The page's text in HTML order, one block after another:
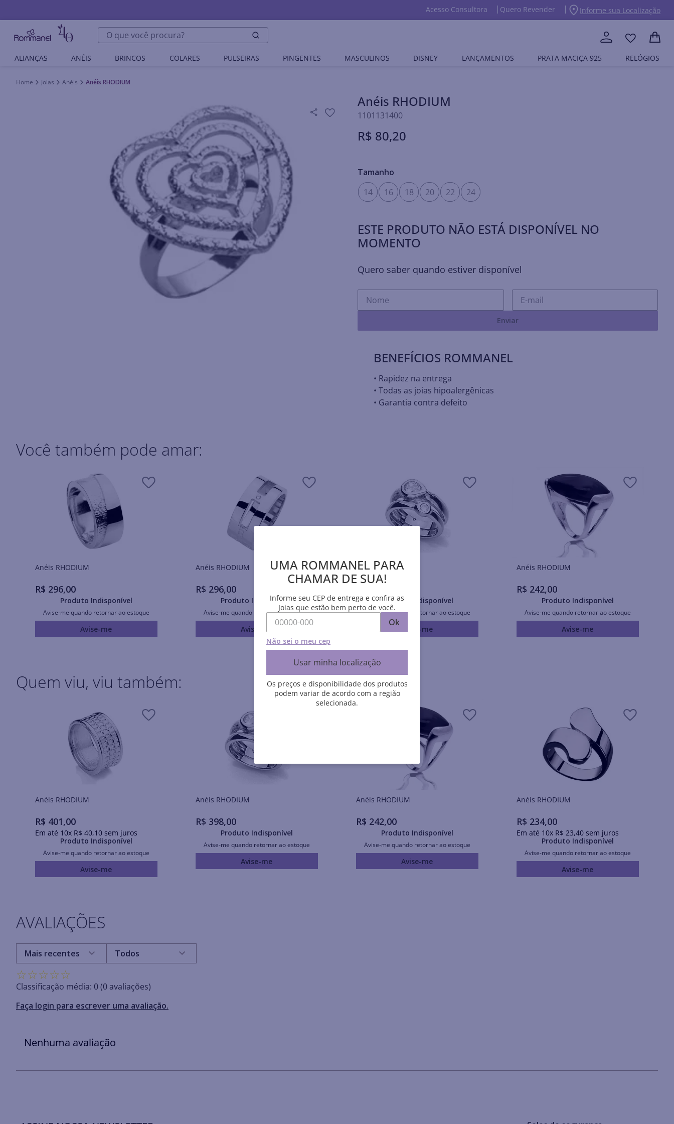
Acesso Consultora Quero Revender Informe sua Localização
O que você procura?
ALIANÇAS ANÉIS BRINCOS COLARES PULSEIRAS PINGENTES MASCULINOS DISNEY LANÇAMENTOS PRATA MACIÇA 925 RELÓGIOS
Joias Anéis Anéis RHODIUM
Anéis RHODIUM
1101131400
R$ 80,20
Tamanho
14
16 18 20 22 24
ESTE PRODUTO NÃO ESTÁ DISPONÍVEL NO
MOMENTO
Quero saber quando estiver disponível
Enviar
BENEFÍCIOS ROMMANEL
• Rapidez na entrega
• Todas as joias hipoalergênicas
• Garantia contra defeito
Você também pode amar:
Anéis RHODIUM
R$ 296,00
Produto Indisponível
Avise-me quando retornar ao estoque
Avise-me
Anéis RHODIUM
R$ 296,00
Produto Indisponível
Avise-me quando retornar ao estoque
Avise-me
Anéis RHODIUM
Produto Indisponível
Avise-me quando retornar ao estoque
Avise-me
Anéis RHODIUM
R$ 242,00
Produto Indisponível
Avise-me quando retornar ao estoque
Avise-me
Quem viu, viu também:
Anéis RHODIUM
R$ 401,00
Em até 10x R$ 40,10sem juros
Produto Indisponível
Avise-me quando retornar ao estoque
Avise-me
Anéis RHODIUM
R$ 398,00
Produto Indisponível
Avise-me quando retornar ao estoque
Avise-me
Anéis RHODIUM
R$ 242,00
Produto Indisponível
Avise-me quando retornar ao estoque
Avise-me
Anéis RHODIUM
R$ 234,00
Em até 10x R$ 23,40sem juros
Produto Indisponível
Avise-me quando retornar ao estoque
Avise-me
AVALIAÇÕES
☆☆☆☆☆
Classificação média: 0(0 avaliações)
Faça login para escrever uma avaliação.
Mais recentes Todos
Nenhuma avaliação
UMA ROMMANEL PARA
CHAMAR DE SUA!
Informe seu CEP de entrega e confira as
Joias que estão bem perto de você.
Ok
Não sei o meu cep
Usar minha localização
Os preços e disponibilidade dos produtos
podem variar de acordo com a região
selecionada.